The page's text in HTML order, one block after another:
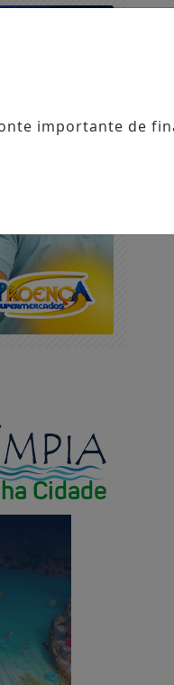
importante de